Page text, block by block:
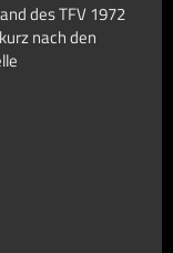
des TFV 1972
nach den